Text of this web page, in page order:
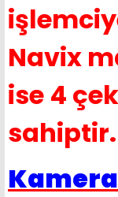
Navix
ise 4
sahiptir.